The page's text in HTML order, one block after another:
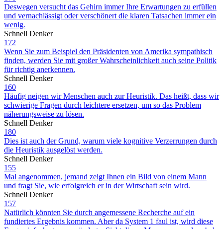
Deswegen versucht das Gehirn immer Ihre Erwartungen zu erfüllen
und vernachlässigt oder verschönert die klaren Tatsachen immer ein
wenig.
Schnell Denker
172
Wenn Sie zum Beispiel den Präsidenten von Amerika sympathisch
finden, werden Sie mit großer Wahrscheinlichkeit auch seine Politik
für richtig anerkennen.
Schnell Denker
160
Häufig neigen wir Menschen auch zur Heuristik. Das heißt, dass wir
schwierige Fragen durch leichtere ersetzen, um so das Problem
näherungsweise zu lösen.
Schnell Denker
180
Dies ist auch der Grund, warum viele kognitive Verzerrungen durch
die Heuristik ausgelöst werden.
Schnell Denker
155
Mal angenommen, jemand zeigt Ihnen ein Bild von einem Mann
und fragt Sie, wie erfolgreich er in der Wirtschaft sein wird.
Schnell Denker
157
Natürlich könnten Sie durch angemessene Recherche auf ein
fundiertes Ergebnis kommen. Aber da System 1 faul ist, wird diese